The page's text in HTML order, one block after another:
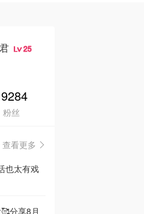
🇩🇪
🇮🇹
🇦🇺
🇳🇿新西兰
25
粉丝
查看更多
也太有戏
分享8月